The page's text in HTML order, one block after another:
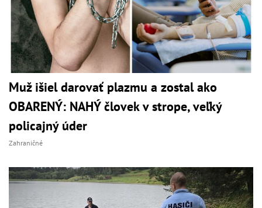
Muž išiel darovať plazmu a zostal ako
OBARENÝ: NAHÝ človek v strope, veľký
policajný úder
Zahraničné